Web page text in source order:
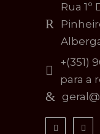
Rua
+(351)
para a